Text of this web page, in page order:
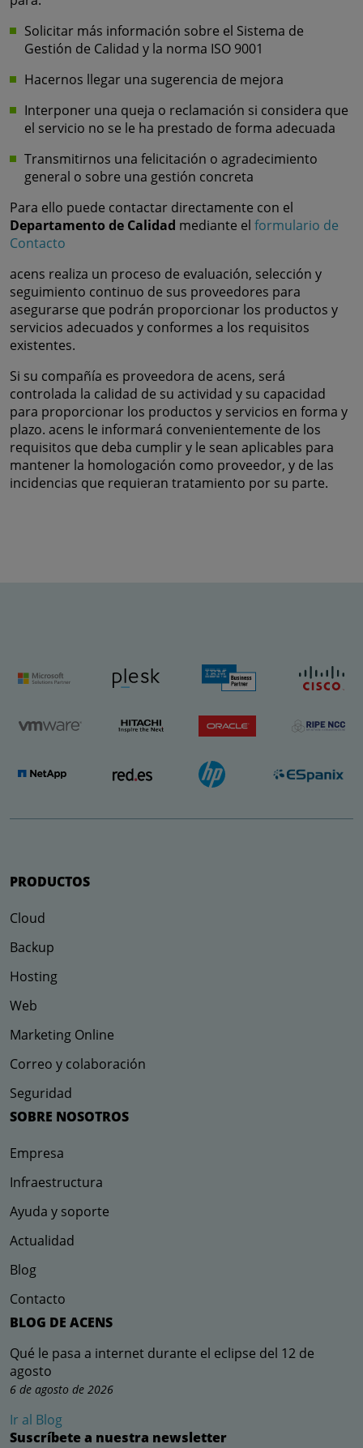
Solicitar más información sobre el Sistema de
Gestión de Calidad y la norma ISO 9001
Hacernos llegar una sugerencia de mejora
Interponer una queja o reclamación si considera que
el servicio no se le ha prestado de forma adecuada
Transmitirnos una felicitación o agradecimiento
general o sobre una gestión concreta
Para ello puede contactar directamente con el
Departamento de Calidad mediante el formulario de
Contacto
acens realiza un proceso de evaluación, selección y
seguimiento continuo de sus proveedores para
asegurarse que podrán proporcionar los productos y
servicios adecuados y conformes a los requisitos
existentes.
Si su compañía es proveedora de acens, será
controlada la calidad de su actividad y su capacidad
para proporcionar los productos y servicios en forma y
plazo. acens le informará convenientemente de los
requisitos que deba cumplir y le sean aplicables para
mantener la homologación como proveedor, y de las
incidencias que requieran tratamiento por su parte.
PRODUCTOS
Cloud
Backup
Hosting
Web
Marketing Online
Correo y colaboración
Seguridad
SOBRE NOSOTROS
Empresa
Infraestructura
Ayuda y soporte
Actualidad
Blog
Contacto
BLOG DE ACENS
Qué le pasa a internet durante el eclipse del 12 de
agosto
6 de agosto de 2026
Ir al Blog
Suscríbete a nuestra newsletter